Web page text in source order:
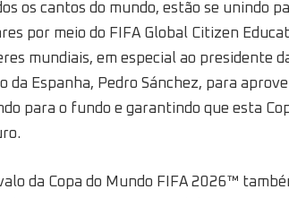
os cantos do mundo, estão se unindo
por meio do FIFA Global Citizen
mundiais, em especial ao presidente
da Espanha, Pedro Sánchez, para
para o fundo e garantindo que esta
da Copa do Mundo FIFA 2026™